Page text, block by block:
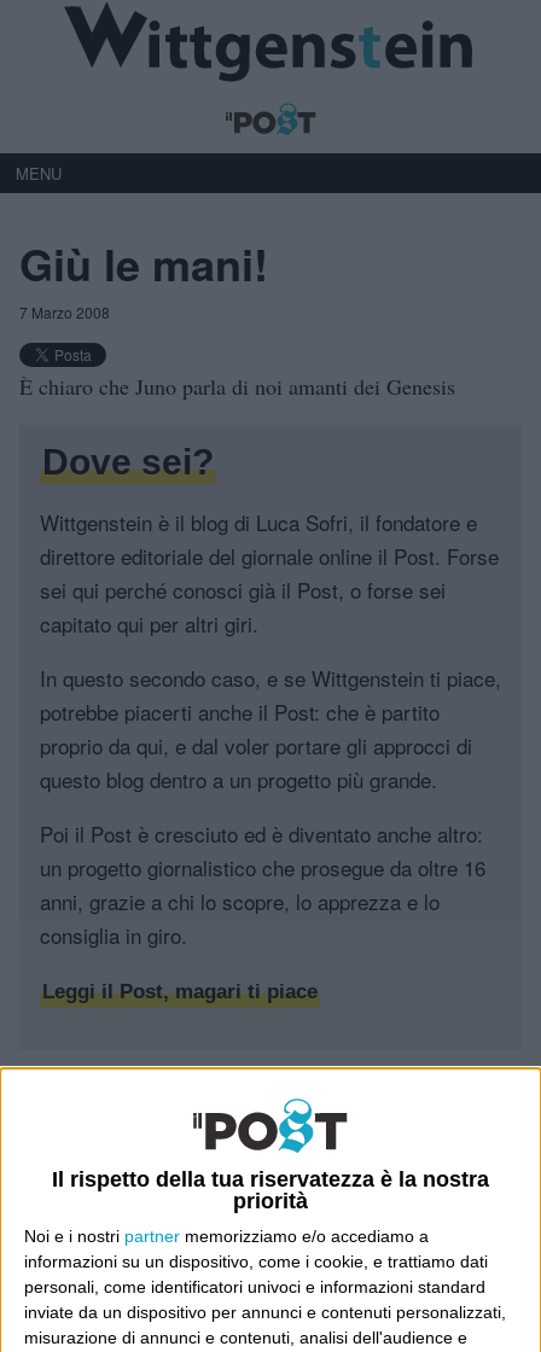
Il rispetto della tua riservatezza è la nostra
priorità
Noi e i nostri partner memorizziamo e/o accediamo a
informazioni su un dispositivo, come i cookie, e trattiamo dati
personali, come identificatori univoci e informazioni standard
inviate da un dispositivo per annunci e contenuti personalizzati,
misurazione di annunci e contenuti, analisi dell'audience e
MENU
Giù le mani!
7 Marzo 2008
È chiaro che Juno parla di noi amanti dei Genesis
Dove sei?
Wittgenstein è il blog di Luca Sofri, il fondatore e
direttore editoriale del giornale online il Post. Forse
sei qui perché conosci già il Post, o forse sei
capitato qui per altri giri.
In questo secondo caso, e se Wittgenstein ti piace,
potrebbe piacerti anche il Post: che è partito
proprio da qui, e dal voler portare gli approcci di
questo blog dentro a un progetto più grande.
Poi il Post è cresciuto ed è diventato anche altro:
un progetto giornalistico che prosegue da oltre 16
anni, grazie a chi lo scopre, lo apprezza e lo
consiglia in giro.
Leggi il Post, magari ti piace
POST PRECEDENTE
Dicevamo?
POST SUCCESSIVO
Juego